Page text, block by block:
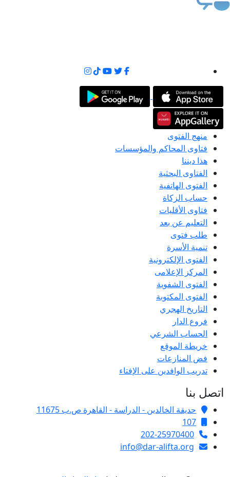
منهج الفتوى
فتاوى المحاكم والمؤسسات
هذا ديننا
الفتاوى البحثية
الفتوى الهاتفية
حساب الزكاة
فتاوى الأقليات
التعليم عن بعد
طلب فتوى
تنمية الأسرة
الفتوى الإلكترونية
المركز الإعلامى
الفتوى الشفوية
الفتوى المكتوبة
التاريخ الهجري
فروع الدار
الحساب الشرعي
خريطة الموقع
فض المنازعات
تدريب الوافدين على الإفتاء
اتصل بنا
حديقة الخالدين - الدراسة - القاهرة ص.ب 11675
107
202-25970400
info@dar-alifta.org